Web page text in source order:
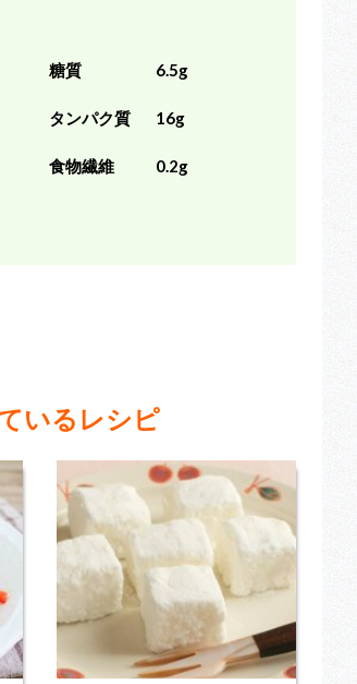
糖質 6.5g
タンパク質 16g
食物繊維 0.2g
いるレシピ